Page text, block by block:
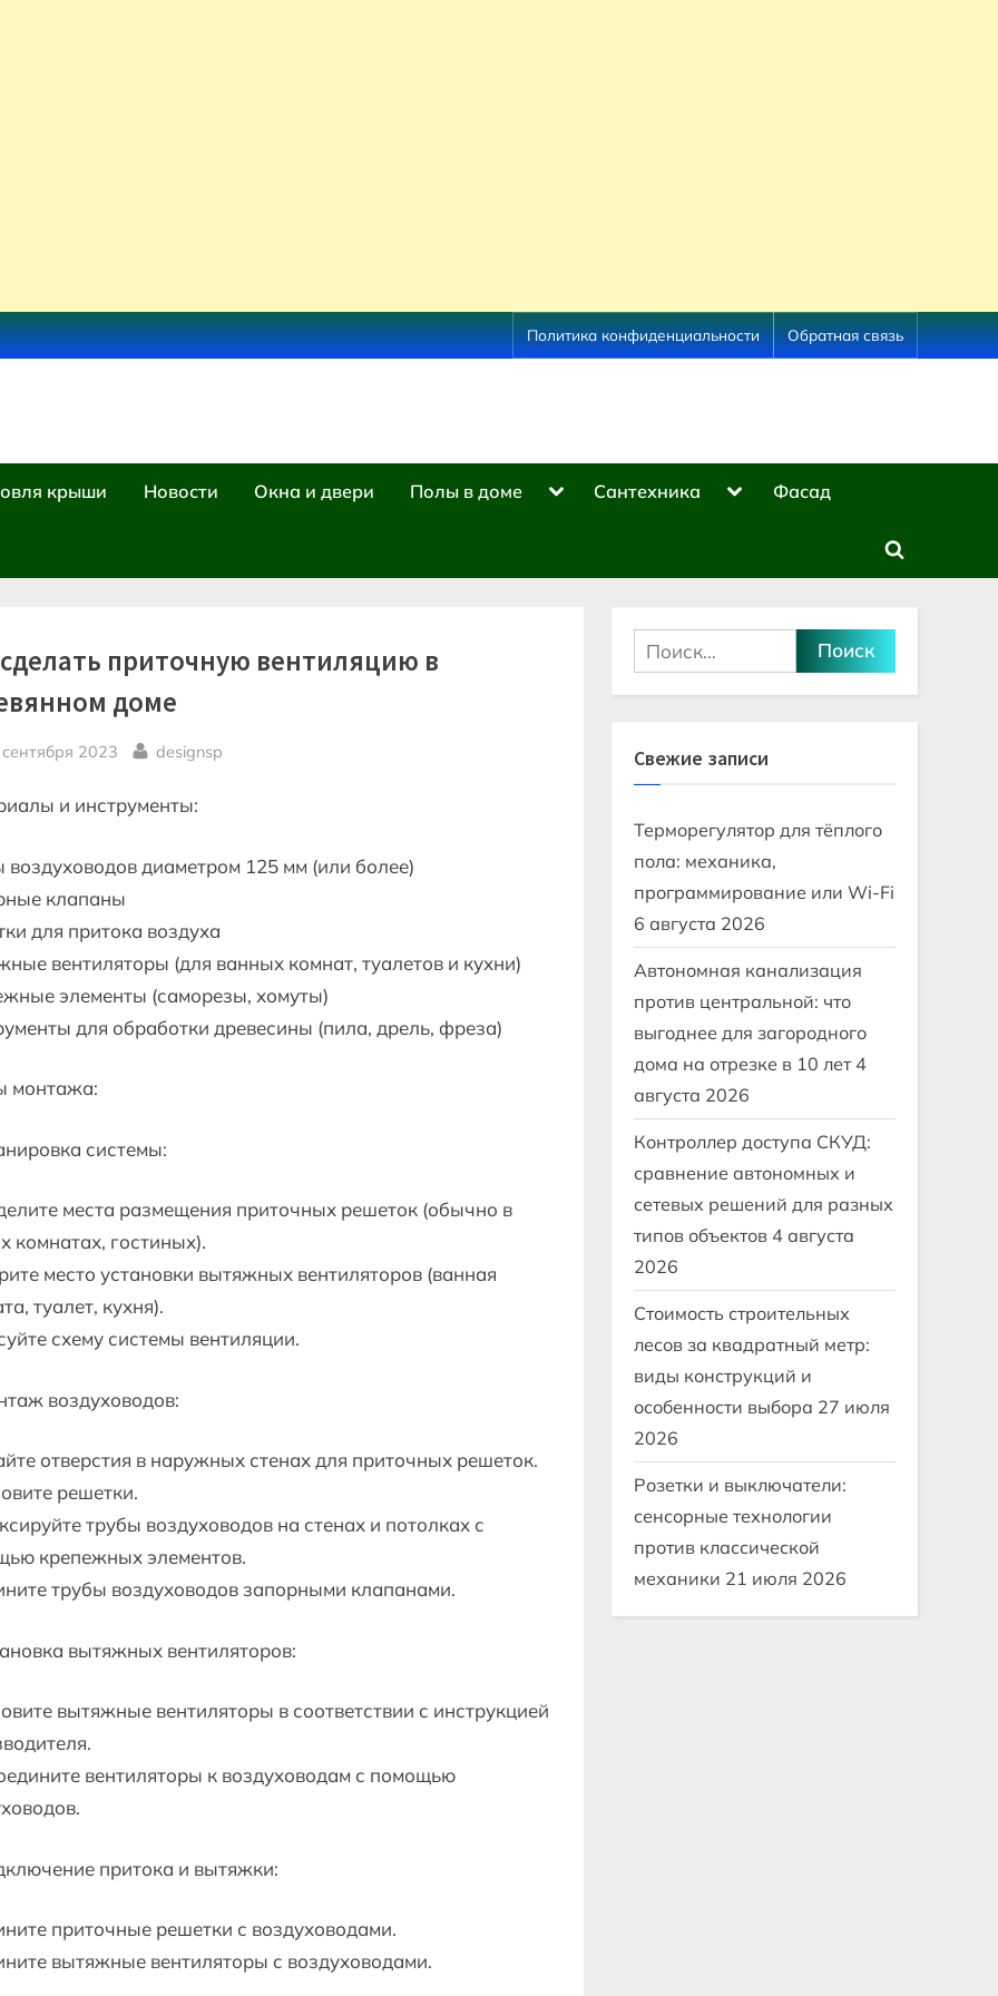
Политика конфиденциальности Обратная связь
крыши Новости Окна и двери Полы в доме
ToggleСантехника
ToggleФасад
Toggle
form
приточную вентиляцию в
доме
2023 By
designsp
и инструменты:
воздуховодов диаметром 125 мм (или более)
клапаны
для притока воздуха
вентиляторы (для ванных комнат, туалетов и кухни)
элементы (саморезы, хомуты)
для обработки древесины (пила, дрель, фреза)
монтажа:
системы:
места размещения приточных решеток (обычно в
комнатах, гостиных).
место установки вытяжных вентиляторов (ванная
туалет, кухня).
схему системы вентиляции.
воздуховодов:
отверстия в наружных стенах для приточных решеток.
решетки.
трубы воздуховодов на стенах и потолках с
крепежных элементов.
трубы воздуховодов запорными клапанами.
вытяжных вентиляторов:
вытяжные вентиляторы в соответствии с инструкцией
вентиляторы к воздуховодам с помощью
притока и вытяжки:
приточные решетки с воздуховодами.
вытяжные вентиляторы с воздуховодами.
Найти:
Свежие записи
Терморегулятор для тёплого
пола: механика,
программирование или Wi-Fi
6 августа 2026
Автономная канализация
против центральной: что
выгоднее для загородного
дома на отрезке в 10 лет 4
августа 2026
Контроллер доступа СКУД:
сравнение автономных и
сетевых решений для разных
типов объектов 4 августа
2026
Стоимость строительных
лесов за квадратный метр:
виды конструкций и
особенности выбора 27 июля
2026
Розетки и выключатели:
сенсорные технологии
против классической
механики 21 июля 2026